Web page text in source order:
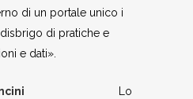
di un portale unico i
di pratiche e
e dati».
Lo